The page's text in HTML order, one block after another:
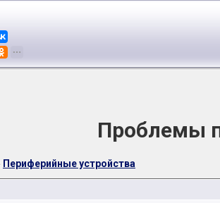
Проблемы
Периферийные устройства